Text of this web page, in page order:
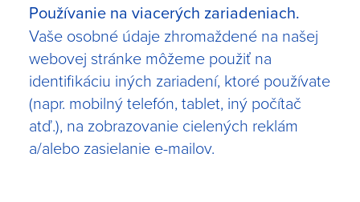
Používanie na viacerých zariadeniach.
Vaše osobné údaje zhromaždené na našej
webovej stránke môžeme použiť na
identifikáciu iných zariadení, ktoré používate
(napr. mobilný telefón, tablet, iný počítač
atď.), na zobrazovanie cielených reklám
a/alebo zasielanie e-mailov.